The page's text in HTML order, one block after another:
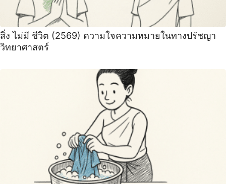
สิ่ง ไม่มี ชีวิต (2569) ความใจความหมายในทางปรัชญา
วิทยาศาสตร์